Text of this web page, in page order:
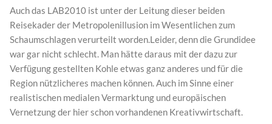
Auch das LAB2010 ist unter der Leitung dieser beiden
Reisekader der Metropolenillusion im Wesentlichen zum
Schaumschlagen verurteilt worden.Leider, denn die Grundidee
war gar nicht schlecht. Man hätte daraus mit der dazu zur
Verfügung gestellten Kohle etwas ganz anderes und für die
Region nützlicheres machen können. Auch im Sinne einer
realistischen medialen Vermarktung und europäischen
Vernetzung der hier schon vorhandenen Kreativwirtschaft.